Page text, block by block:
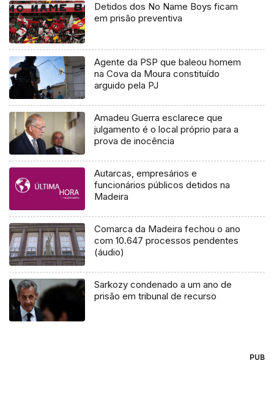
Detidos dos No Name Boys ficam
em prisão preventiva
Agente da PSP que baleou homem
na Cova da Moura constituído
arguido pela PJ
Amadeu Guerra esclarece que
julgamento é o local próprio para a
prova de inocência
Autarcas, empresários e
funcionários públicos detidos na
Madeira
Comarca da Madeira fechou o ano
com 10.647 processos pendentes
(áudio)
Sarkozy condenado a um ano de
prisão em tribunal de recurso
PUB